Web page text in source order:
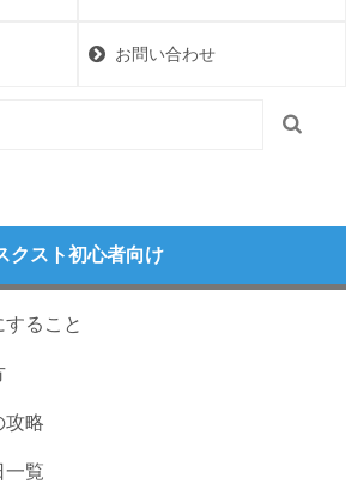
お問い合わせ
クスト初心者向け
ること
攻略
一覧